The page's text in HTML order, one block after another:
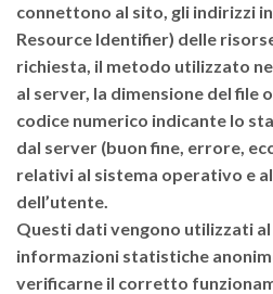
connettono al sito, gli indirizzi
Resource Identifier) delle
richiesta, il metodo utilizzato
al server, la dimensione del file
codice numerico indicante lo
dal server (buon fine, errore,
relativi al sistema operativo e
dell’utente.
Questi dati vengono utilizzati
informazioni statistiche
verificarne il corretto